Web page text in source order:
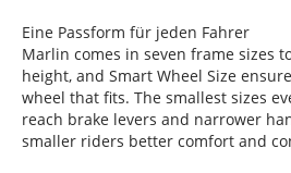
Eine Passform für jeden Fahrer
Marlin comes in seven frame sizes
height, and Smart Wheel Size
wheel that fits. The smallest sizes
reach brake levers and narrower
smaller riders better comfort and